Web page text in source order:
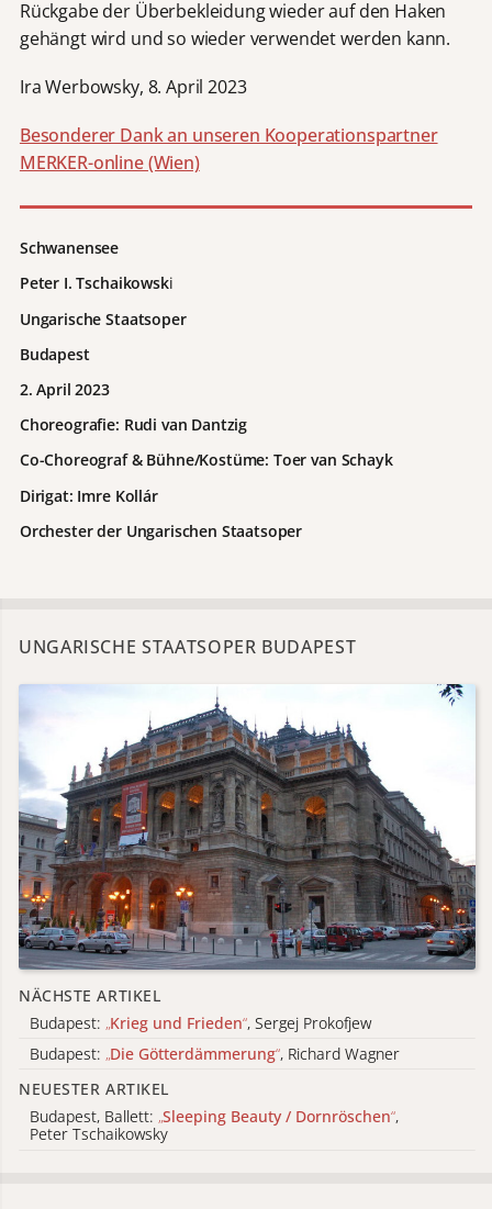
Rückgabe der Überbekleidung wieder auf den Haken
gehängt wird und so wieder verwendet werden kann.
Ira Werbowsky, 8. April 2023
Besonderer Dank an unseren Kooperationspartner
MERKER-online (Wien)
Schwanensee
Peter I. Tschaikowski
Ungarische Staatsoper
Budapest
2. April 2023
Choreografie: Rudi van Dantzig
Co-Choreograf & Bühne/Kostüme: Toer van Schayk
Dirigat: Imre Kollár
Orchester der Ungarischen Staatsoper
UNGARISCHE STAATSOPER BUDAPEST
NÄCHSTE ARTIKEL
Budapest: „Krieg und Frieden“, Sergej Prokofjew
Budapest: „Die Götterdämmerung“, Richard Wagner
NEUESTER ARTIKEL
Budapest, Ballett: „Sleeping Beauty / Dornröschen“,
Peter Tschaikowsky